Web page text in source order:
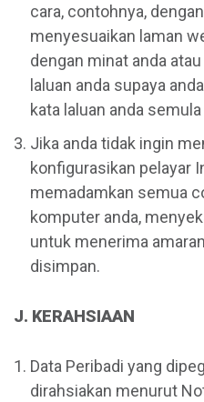
cara, contohnya,
menyesuaikan laman
dengan minat anda
laluan anda supaya
kata laluan anda
Jika anda tidak ingin
konfigurasikan pelayar
memadamkan semua
komputer anda,
untuk menerima
disimpan.
J. KERAHSIAAN
Data Peribadi yang
dirahsiakan menurut